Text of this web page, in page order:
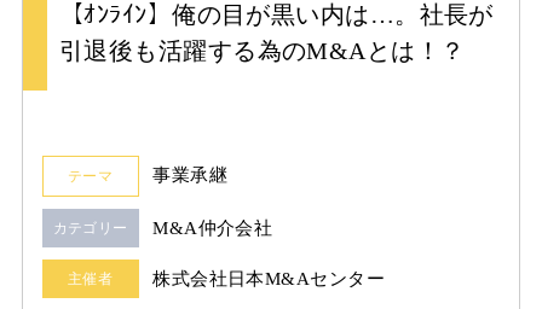
【ｵﾝﾗｲﾝ】俺の目が黒い内は…。社長が
引退後も活躍する為のM&Aとは！？
カテゴリー M&A仲介会社
テーマ 事業承継
主催者 株式会社日本M&Aセンター